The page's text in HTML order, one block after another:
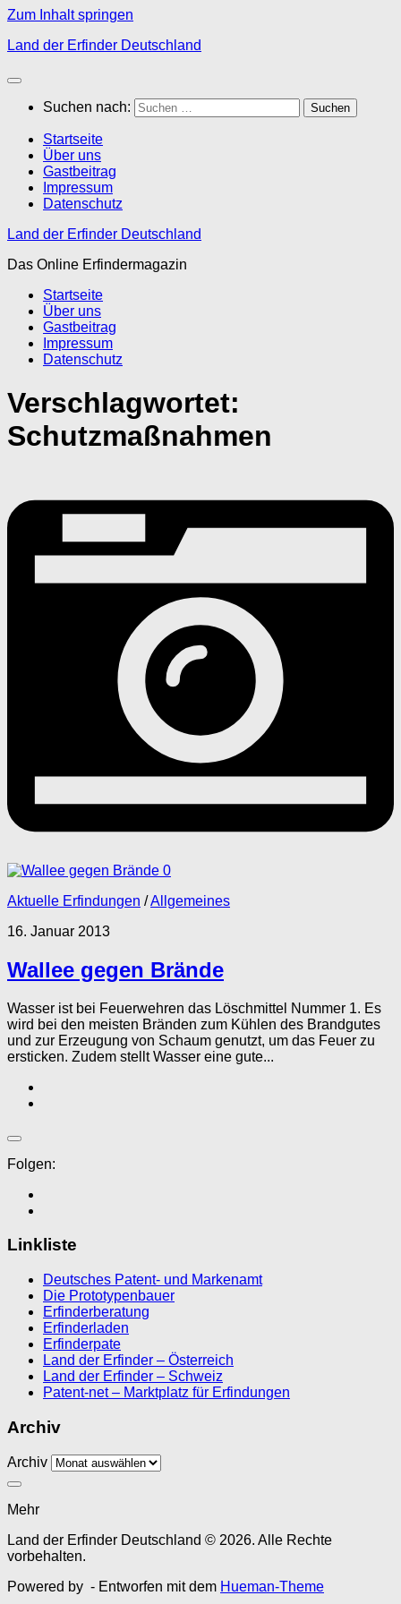
Zum Inhalt springen
Land der Erfinder Deutschland
Suchen nach:
Startseite
Über uns
Gastbeitrag
Impressum
Datenschutz
Land der Erfinder Deutschland
Das Online Erfindermagazin
Startseite
Über uns
Gastbeitrag
Impressum
Datenschutz
Verschlagwortet:
Schutzmaßnahmen
0
Aktuelle Erfindungen /Allgemeines
16. Januar 2013
Wallee gegen Brände
Wasser ist bei Feuerwehren das Löschmittel Nummer 1. Es
wird bei den meisten Bränden zum Kühlen des Brandgutes
und zur Erzeugung von Schaum genutzt, um das Feuer zu
ersticken. Zudem stellt Wasser eine gute...
Folgen:
Linkliste
Deutsches Patent- und Markenamt
Die Prototypenbauer
Erfinderberatung
Erfinderladen
Erfinderpate
Land der Erfinder – Österreich
Land der Erfinder – Schweiz
Patent-net – Marktplatz für Erfindungen
Archiv
Archiv
Mehr
Land der Erfinder Deutschland © 2026. Alle Rechte
vorbehalten.
Powered by - Entworfen mit dem Hueman-Theme